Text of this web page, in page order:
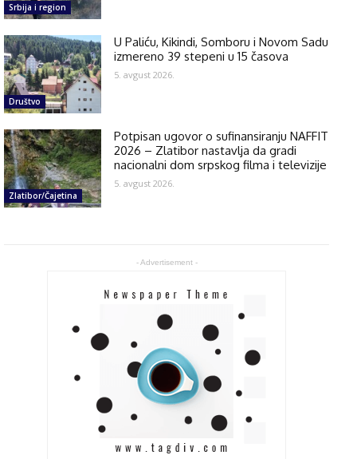
Srbija i region
Društvo
U Paliću, Kikindi, Somboru i Novom Sadu
izmereno 39 stepeni u 15 časova
5. avgust 2026.
Zlatibor/Čajetina
Potpisan ugovor o sufinansiranju NAFFIT
2026 – Zlatibor nastavlja da gradi
nacionalni dom srpskog filma i televizije
5. avgust 2026.
- Advertisement -